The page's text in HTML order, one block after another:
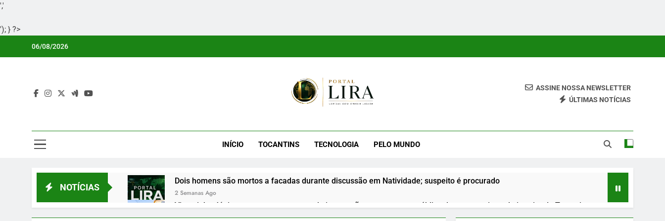
','
'); } ?>
06/08/2026
E Uma Boa Experiência Para O Leitor.
ASSINE NOSSA NEWSLETTER
ÚLTIMAS NOTÍCIAS
INÍCIO TOCANTINS TECNOLOGIA PELO MUNDO
NOTÍCIAS
Dois homens são mortos a facadas durante discussão em Natividade; suspeito é procurado
2 Semanas Ago
Vicentinho Júnior apresenta propostas de integração na segurança pública durante roteiro pelo interior do Tocantins
2 Semanas Ago